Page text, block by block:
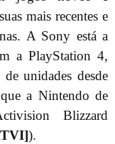
mais recentes e
A Sony está a
a PlayStation 4,
unidades desde
a Nintendo de
Blizzard
).